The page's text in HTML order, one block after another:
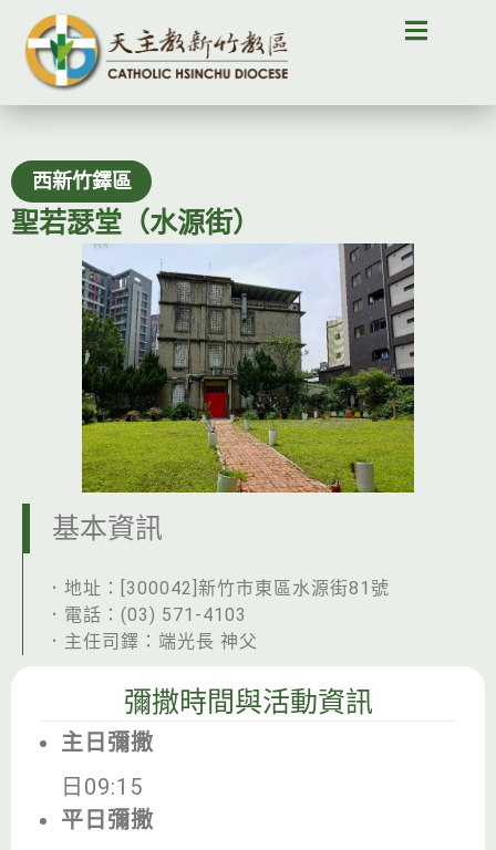
西新竹鐸區
聖若瑟堂（水源街）
基本資訊
．地址：[300042]新竹市東區水源街81號
．電話：(03) 571-4103
．主任司鐸：端光長 神父
彌撒時間與活動資訊
主日彌撒
日09:15
平日彌撒